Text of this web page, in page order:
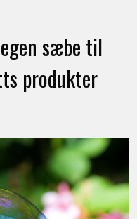
sæbe til
produkter